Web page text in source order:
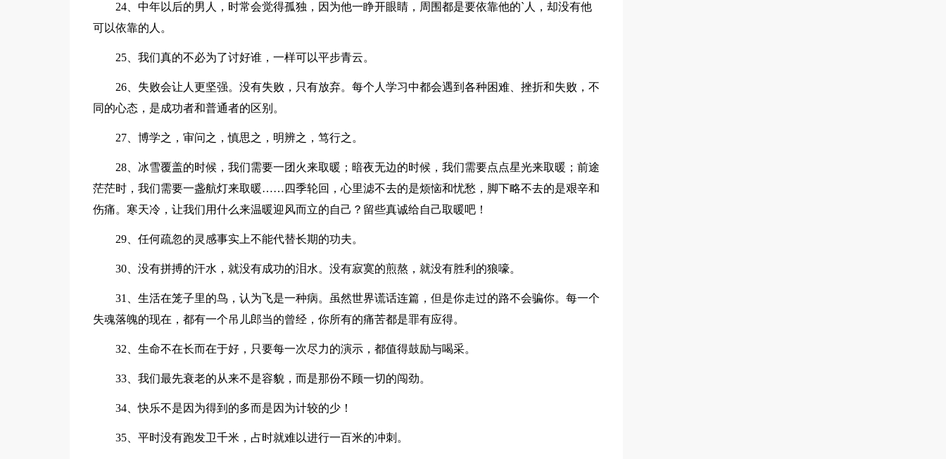
24、中年以后的男人，时常会觉得孤独，因为他一睁开眼睛，周围都是要依靠他的`人，却没有他
可以依靠的人。
25、我们真的不必为了讨好谁，一样可以平步青云。
26、失败会让人更坚强。没有失败，只有放弃。每个人学习中都会遇到各种困难、挫折和失败，不
同的心态，是成功者和普通者的区别。
27、博学之，审问之，慎思之，明辨之，笃行之。
28、冰雪覆盖的时候，我们需要一团火来取暖；暗夜无边的时候，我们需要点点星光来取暖；前途
茫茫时，我们需要一盏航灯来取暖……四季轮回，心里滤不去的是烦恼和忧愁，脚下略不去的是艰辛和
伤痛。寒天冷，让我们用什么来温暖迎风而立的自己？留些真诚给自己取暖吧！
29、任何疏忽的灵感事实上不能代替长期的功夫。
30、没有拼搏的汗水，就没有成功的泪水。没有寂寞的煎熬，就没有胜利的狼嚎。
31、生活在笼子里的鸟，认为飞是一种病。虽然世界谎话连篇，但是你走过的路不会骗你。每一个
失魂落魄的现在，都有一个吊儿郎当的曾经，你所有的痛苦都是罪有应得。
32、生命不在长而在于好，只要每一次尽力的演示，都值得鼓励与喝采。
33、我们最先衰老的从来不是容貌，而是那份不顾一切的闯劲。
34、快乐不是因为得到的多而是因为计较的少！
35、平时没有跑发卫千米，占时就难以进行一百米的冲刺。